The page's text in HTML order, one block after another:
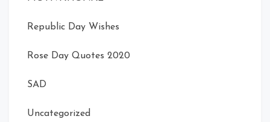
Republic Day Wishes
Rose Day Quotes 2020
SAD
Uncategorized